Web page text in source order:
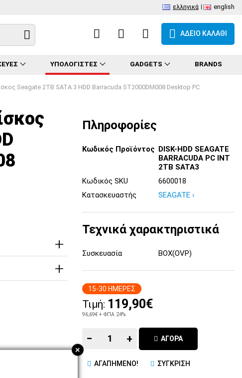
ελληνικά english
ΑΔΕΙΟ ΚΑΛΑΘΙ
ΥΠΟΛΟΓΙΣΤΕΣ GADGETS BRANDS
+
Seagate 2TB SATA 3 HDD Barracuda ST2000DM008 Desktop PC
Πληροφορίες
Κωδικός Προϊόντος DISK-HDD SEAGATE
BARRACUDA PC INT
2TB SATA3
Κωδικός SKU
6600018
Κατασκευαστής
SEAGATE ›
Τεχνικά χαρακτηριστικά
Συσκευασία BOX(OVP)
15-30 ΗΜΕΡΕΣ
Τιμή: 119,90€
96,69€ + ΦΠΑ 24%
− + ΑΓΟΡΑ
ΑΓΑΠΗΜΕΝΟ! ΣΥΓΚΡΙΣΗ